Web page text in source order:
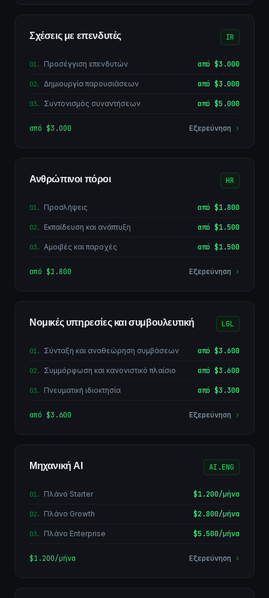
Σχέσεις με επενδυτές IR
01. Προσέγγιση επενδυτών από $3.000
02. Δημιουργία παρουσιάσεων από $3.000
03. Συντονισμός συναντήσεων από $5.000
από $3.000 Εξερεύνηση ›
Ανθρώπινοι πόροι HR
01. Προσλήψεις από $1.800
02. Εκπαίδευση και ανάπτυξη από $1.500
03. Αμοιβές και παροχές από $1.500
από $1.800 Εξερεύνηση ›
Νομικές υπηρεσίες και συμβουλευτική LGL
01. Σύνταξη και αναθεώρηση συμβάσεων από $3.600
02. Συμμόρφωση και κανονιστικό πλαίσιο από $3.600
03. Πνευματική ιδιοκτησία από $3.300
από $3.600 Εξερεύνηση ›
Μηχανική AI AI.ENG
01. Πλάνο Starter $1.200/μήνα
02. Πλάνο Growth $2.800/μήνα
03. Πλάνο Enterprise $5.500/μήνα
$1.200/μήνα Εξερεύνηση ›